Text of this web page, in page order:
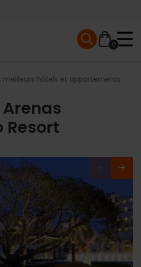
0
Mobile menu
meilleurs hôtels et appartements
Resort